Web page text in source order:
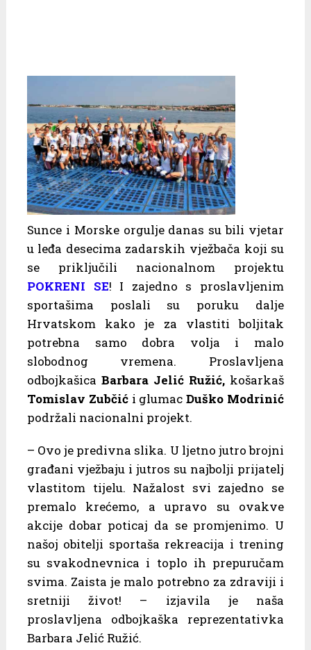
Sunce i Morske orgulje danas su bili vjetar
u leđa desecima zadarskih vježbača koji su
se priključili nacionalnom projektu
POKRENI SE! I zajedno s proslavljenim
sportašima poslali su poruku dalje
Hrvatskom kako je za vlastiti boljitak
potrebna samo dobra volja i malo
slobodnog vremena. Proslavljena
odbojkašica Barbara Jelić Ružić, košarkaš
Tomislav Zubčići glumacDuško Modrinić
podržali nacionalni projekt.
– Ovo je predivna slika. U ljetno jutro brojni
građani vježbaju i jutros su najbolji prijatelj
vlastitom tijelu. Nažalost svi zajedno se
premalo krećemo, a upravo su ovakve
akcije dobar poticaj da se promjenimo. U
našoj obitelji sportaša rekreacija i trening
su svakodnevnica i toplo ih prepuručam
svima. Zaista je malo potrebno za zdraviji i
sretniji život! – izjavila je naša
proslavljena odbojkaška reprezentativka
Barbara Jelić Ružić.